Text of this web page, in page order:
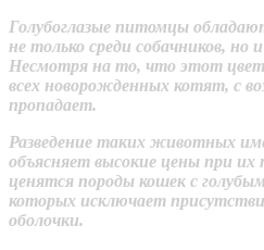
Голубоглазые питомцы
не только среди собачников, но
Несмотря на то, что этот
всех новорожденных котят, с
пропадает.
Разведение таких животных
объясняет высокие цены при их
ценятся породы кошек с
которых исключает
оболочки.